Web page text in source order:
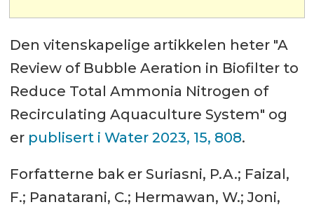
Den vitenskapelige artikkelen heter "A
Review of Bubble Aeration in Biofilter to
Reduce Total Ammonia Nitrogen of
Recirculating Aquaculture System" og
er publisert i Water 2023, 15, 808.
Forfatterne bak er Suriasni, P.A.; Faizal,
F.; Panatarani, C.; Hermawan, W.; Joni,